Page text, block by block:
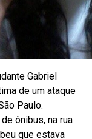
Gabriel
de um ataque
Paulo.
ônibus, na rua
que estava